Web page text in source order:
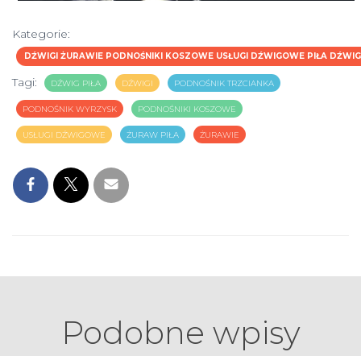
Kategorie:
DŹWIGI ŻURAWIE PODNOŚNIKI KOSZOWE USŁUGI DŹWIGOWE PIŁA
Tagi: DŹWIG PIŁA DŹWIGI PODNOŚNIK TRZCIANKA
PODNOŚNIK WYRZYSK PODNOŚNIKI KOSZOWE
USŁUGI DŹWIGOWE ŻURAW PIŁA ŻURAWIE
Podobne wpisy